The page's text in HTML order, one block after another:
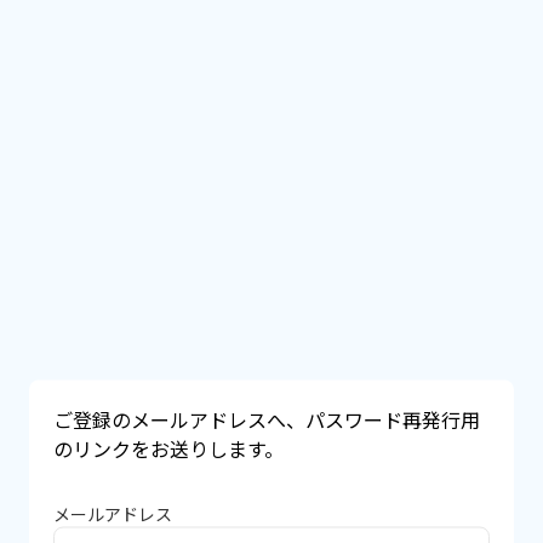
ご登録のメールアドレスへ、パスワード再発行用
のリンクをお送りします。
メールアドレス